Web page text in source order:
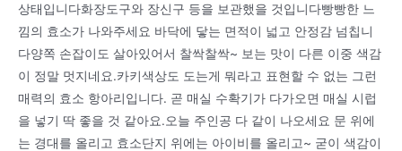
상태입니다화장도구와 장신구 등을 보관했을 것입니다빵빵한 느
낌의 효소가 나와주세요 바닥에 닿는 면적이 넓고 안정감 넘칩니
다양쪽 손잡이도 살아있어서 찰싹찰싹~ 보는 맛이 다른 이중 색감
이 정말 멋지네요.카키색상도 도는게 뭐라고 표현할 수 없는 그런
매력의 효소 항아리입니다. 곧 매실 수확기가 다가오면 매실 시럽
을 넣기 딱 좋을 것 같아요.오늘 주인공 다 같이 나오세요 문 위에
는 경대를 올리고 효소단지 위에는 아이비를 올리고~ 굳이 색감이